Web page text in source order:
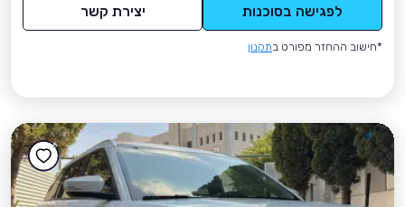
לפגישה בסוכנות יצירת קשר
*חישוב ההחזר מפורט בתקנון